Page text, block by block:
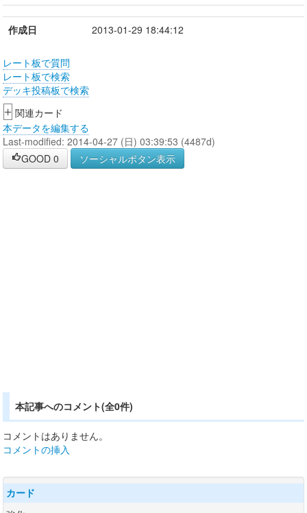
作成日 2013-01-29 18:44:12
レート板で質問
レート板で検索
デッキ投稿板で検索
+ 関連カード
本データを編集する
Last-modified: 2014-04-27 (日) 03:39:53 (4487d)
GOOD 0 ソーシャルボタン表示
本記事へのコメント(全0件)
コメントはありません。
コメントの挿入
カード